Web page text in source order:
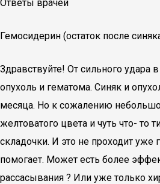
Ответы врачей
Гемосидерин (остаток после
Здравствуйте! От сильного удара
опухоль и гематома. Синяк и
месяца. Но к сожалению
желтоватого цвета и чуть что- то
складочки. И это не проходит уже
помогает. Может есть более
рассасывания ? Или уже только